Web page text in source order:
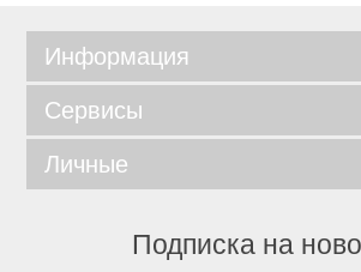
Информация
Сервисы
Личные
Подписка на